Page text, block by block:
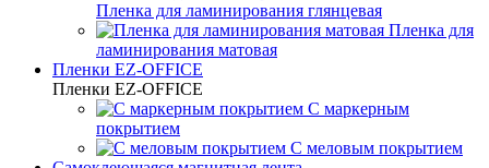
Пленка для ламинирования глянцевая
Пленка для
ламинирования матовая
Пленки EZ-OFFICE
Пленки EZ-OFFICE
С маркерным
покрытием
С меловым покрытием